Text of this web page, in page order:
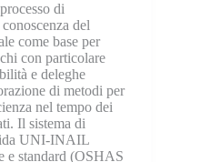
di
del
come base per
con particolare
e deleghe
di metodi per
nel tempo dei
Il sistema di
UNI-INAIL
e standard (OSHAS